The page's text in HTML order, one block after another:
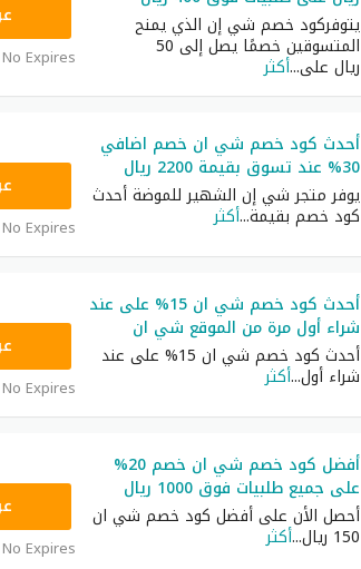
يتوفركود خصم شي إن الذي يمنح
المتسوقين خصمًا يصل إلى 50
ريال على...أكثر No Expires
أحدث كود خصم شي ان خصم اضافي
30% عند تسوق بقيمة 2200 ريال
يوفر متجر شي إن الشهير للموضة أحدث
كود خصم بقيمة...أكثر No Expires
أحدث كود خصم شي ان 15% على عند
شراء أول مرة من الموقع شي ان
أحدث كود خصم شي ان 15% على عند
شراء أول...أكثر No Expires
أفضل كود خصم شي ان خصم 20%
على جميع طلبيات فوق 1000 ريال
أحصل الأن على أفضل كود خصم شي ان
150 ريال ...أكثر No Expires